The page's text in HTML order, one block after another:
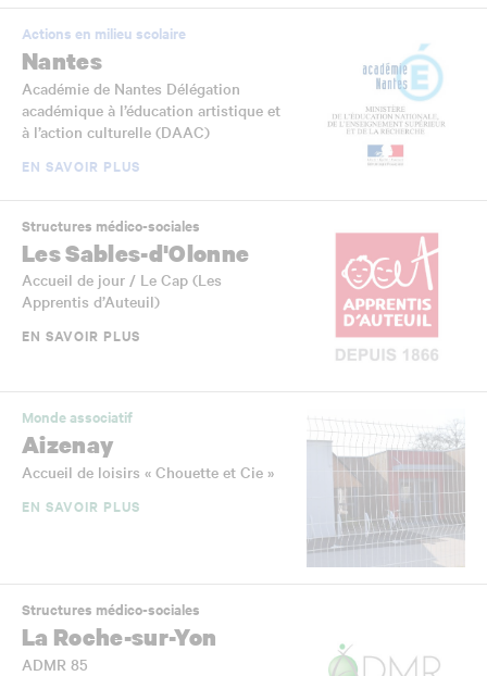
Actions en milieu scolaire
Nantes
Académie de Nantes Délégation
académique à l’éducation artistique et
à l’action culturelle (DAAC)
EN SAVOIR PLUS
Structures médico-sociales
Les Sables-d'Olonne
Accueil de jour / Le Cap (Les
Apprentis d’Auteuil)
EN SAVOIR PLUS
Monde associatif
Aizenay
Accueil de loisirs « Chouette et Cie »
EN SAVOIR PLUS
Structures médico-sociales
La Roche-sur-Yon
ADMR 85